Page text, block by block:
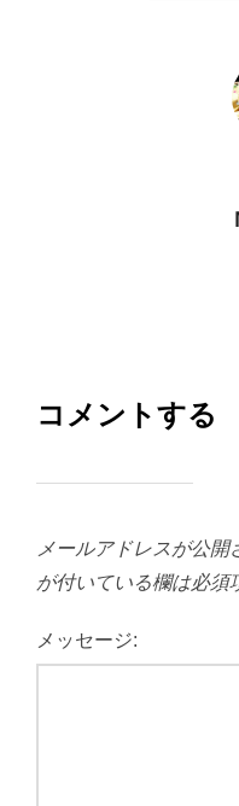
コメントする
メールアドレスが公開
が付いている欄は必須
メッセージ: